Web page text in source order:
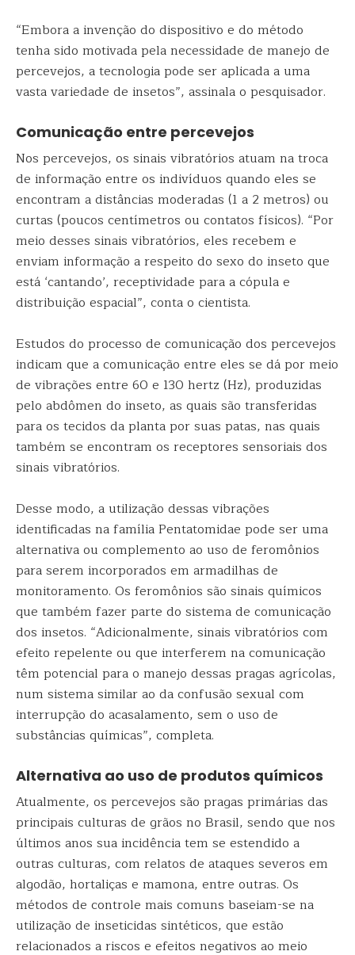
“Embora a invenção do dispositivo e do método
tenha sido motivada pela necessidade de manejo de
percevejos, a tecnologia pode ser aplicada a uma
vasta variedade de insetos”, assinala o pesquisador.
Comunicação entre percevejos
Nos percevejos, os sinais vibratórios atuam na troca
de informação entre os indivíduos quando eles se
encontram a distâncias moderadas (1 a 2 metros) ou
curtas (poucos centímetros ou contatos físicos). “Por
meio desses sinais vibratórios, eles recebem e
enviam informação a respeito do sexo do inseto que
está ‘cantando’, receptividade para a cópula e
distribuição espacial”, conta o cientista.
Estudos do processo de comunicação dos percevejos
indicam que a comunicação entre eles se dá por meio
de vibrações entre 60 e 130 hertz (Hz), produzidas
pelo abdômen do inseto, as quais são transferidas
para os tecidos da planta por suas patas, nas quais
também se encontram os receptores sensoriais dos
sinais vibratórios.
Desse modo, a utilização dessas vibrações
identificadas na família Pentatomidae pode ser uma
alternativa ou complemento ao uso de feromônios
para serem incorporados em armadilhas de
monitoramento. Os feromônios são sinais químicos
que também fazer parte do sistema de comunicação
dos insetos. “Adicionalmente, sinais vibratórios com
efeito repelente ou que interferem na comunicação
têm potencial para o manejo dessas pragas agrícolas,
num sistema similar ao da confusão sexual com
interrupção do acasalamento, sem o uso de
substâncias químicas”, completa.
Alternativa ao uso de produtos químicos
Atualmente, os percevejos são pragas primárias das
principais culturas de grãos no Brasil, sendo que nos
últimos anos sua incidência tem se estendido a
outras culturas, com relatos de ataques severos em
algodão, hortaliças e mamona, entre outras. Os
métodos de controle mais comuns baseiam-se na
utilização de inseticidas sintéticos, que estão
relacionados a riscos e efeitos negativos ao meio